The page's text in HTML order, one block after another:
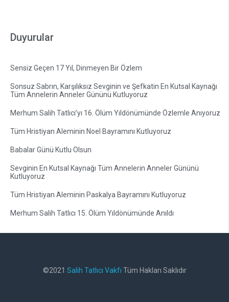
Duyurular
Sensiz Geçen 17 Yıl, Dinmeyen Bir Özlem
Sonsuz Sabrın, Karşılıksız Sevginin ve Şefkatin En Kutsal Kaynağı
Tüm Annelerin Anneler Gününü Kutluyoruz
Merhum Salih Tatlıcı’yı 16. Ölüm Yıldönümünde Özlemle Anıyoruz
Tüm Hristiyan Aleminin Noel Bayramını Kutluyoruz
Babalar Günü Kutlu Olsun
Sevginin En Kutsal Kaynağı Tüm Annelerin Anneler Gününü
Kutluyoruz
Tüm Hristiyan Aleminin Paskalya Bayramını Kutluyoruz
Merhum Salih Tatlıcı 15. Ölüm Yıldönümünde Anıldı
©2021 Salih Tatlıcı Vakfı Tüm Hakları Saklıdır